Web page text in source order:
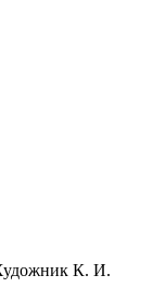
К. И.